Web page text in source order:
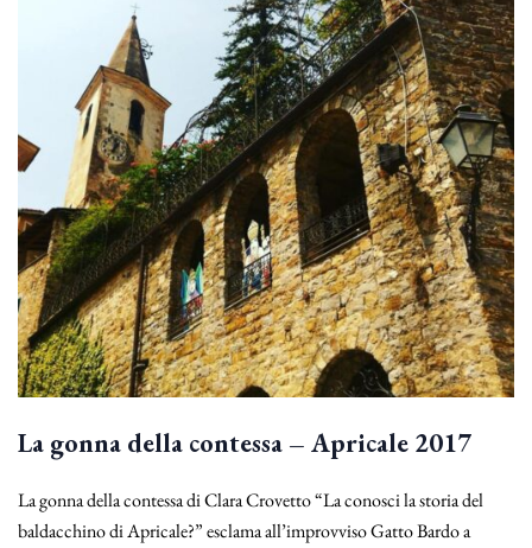
La gonna della contessa – Apricale 2017
La gonna della contessa di Clara Crovetto “La conosci la storia del
baldacchino di Apricale?” esclama all’improvviso Gatto Bardo a